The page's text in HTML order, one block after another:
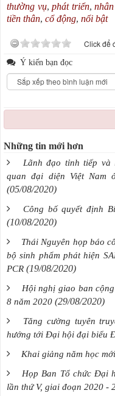
thường vụ,phát triển,
tiền thân, cổ động, nổi bật
Click để
Ý kiến bạn đọc
Những tin mới hơn
Lãnh đạo tỉnh tiếp
quan đại diện Việt Nam
(05/08/2020)
Công bố quyết định
(10/08/2020)
Thái Nguyên họp báo
bộ sinh phẩm phát hiện
PCR (19/08/2020)
Hội nghị giao ban
8 năm 2020 (29/08/2020)
Tăng cường tuyên
hướng tới Đại hội đại biểu
Khai giảng năm học
Họp Ban Tổ chức Đại
lần thứ V, giai đoạn 2020 -